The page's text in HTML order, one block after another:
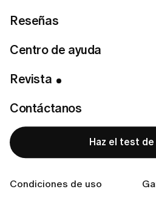
Reseñas
Centro de ayuda
Revista
Contáctanos
Haz el test
Condiciones de uso
Tabla de Contenidos
Objetivo 1: Para favorecer la
Objetivo 3: Para alargar tu
Conecta con nosotras
¿Lista para encontrar